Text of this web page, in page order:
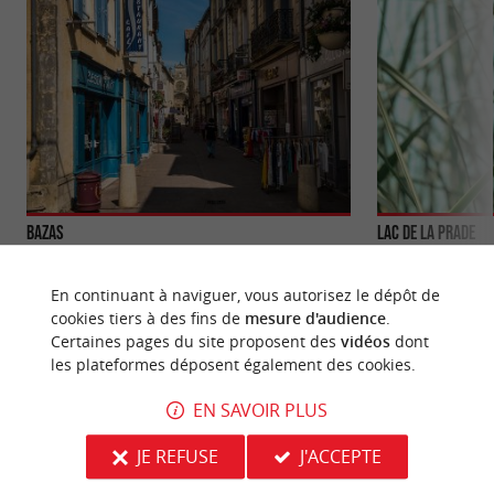
Bazas
fierté de ce ...
2,7 km - Bazas
Lac de la Prade
pas du ...
3,8 km -
En continuant à naviguer, vous autorisez le dépôt de
cookies tiers à des fins de mesure d'audience.
Certaines pages du site proposent des vidéosdont
les plateformes déposent également des cookies.
EN SAVOIR PLUS
JE REFUSE
J'ACCEPTE